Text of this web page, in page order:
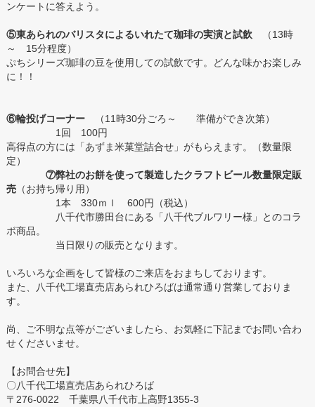
ンケートに答えよう。
⑤東あられのバリスタによるいれたて珈琲の実演と試飲
（13時
～ 15分程度）
ぷちシリーズ珈琲の豆を使用しての試飲です。どんな味かお楽しみ
に！！
⑥輪投げコーナー
（11時30分ごろ～ 準備ができ次第）
1回 100円
高得点の方には「あずま米菓堂詰合せ」がもらえます。（数量限
定）
⑦弊社のお餅を使って製造したクラフトビール数量限定販
売（お持ち帰り用）
1本 330ｍｌ 600円（税込）
八千代市勝田台にある「八千代ブルワリー様」とのコラ
ボ商品。
当日限りの販売となります。
いろいろな企画をして皆様のご来店をおまちしております。
また、八千代工場直売店あられひろばは通常通り営業しておりま
す。
尚、ご不明な点等がございましたら、お気軽に下記までお問い合わ
せくださいませ。
【お問合せ先】
〇八千代工場直売店あられひろば
〒276-0022 千葉県八千代市上高野1355-3